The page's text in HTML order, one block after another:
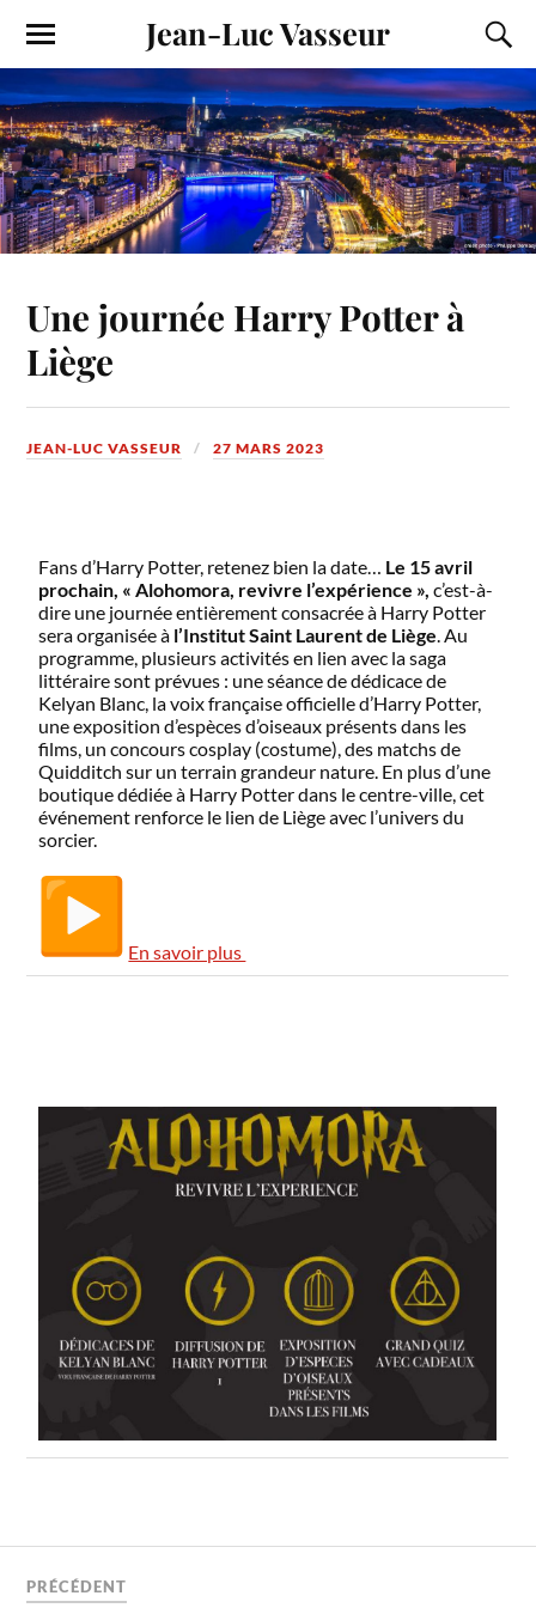
Jean-Luc Vasseur
Une journée Harry Potter à
Liège
JEAN-LUC VASSEUR 27 MARS 2023
Fans d’Harry Potter, retenez bien la date… Le 15 avril
prochain, « Alohomora, revivre l’expérience », c’est-à-
dire une journée entièrement consacrée à Harry Potter
sera organisée à l’Institut Saint Laurent de Liège. Au
programme, plusieurs activités en lien avec la saga
littéraire sont prévues : une séance de dédicace de
Kelyan Blanc, la voix française officielle d’Harry Potter,
une exposition d’espèces d’oiseaux présents dans les
films, un concours cosplay (costume), des matchs de
Quidditch sur un terrain grandeur nature. En plus d’une
boutique dédiée à Harry Potter dans le centre-ville, cet
événement renforce le lien de Liège avec l’univers du
sorcier.
En savoir plus
PRÉCÉDENT